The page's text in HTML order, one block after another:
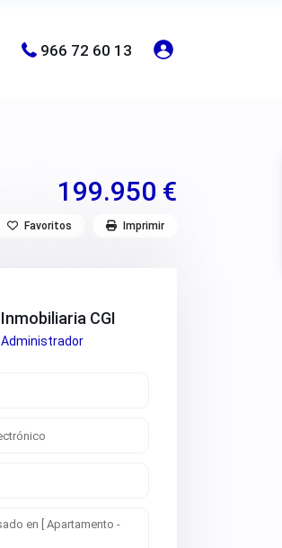
966 72 60 13
199.950 €
Favoritos Imprimir
Inmobiliaria CGI
Administrador